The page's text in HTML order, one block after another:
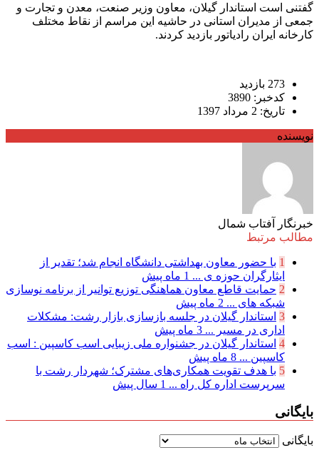
گفتنی است استاندار گیلان، معاون وزیر صنعت، معدن و تجارت و
جمعی از مدیران استانی در حاشیه این مراسم از نقاط مختلف
کارخانه ایران رادیاتور بازدید کردند.
273 بازدید
کدخبر: 3890
تاریخ: 2 مرداد 1397
نویسنده
خبرنگار آفتاب شمال
مطالب مرتبط
1 با حضور معاون بهداشتی دانشگاه انجام شد؛ تقدیر از
ایثارگران حوزه ی ... 1 ماه پیش
2 حمایت قاطع معاون هماهنگی توزیع توانیر از برنامه نوسازی
شبكه های ... 2 ماه پیش
3 استاندار گیلان در جلسه بازسازی بازار رشت: مشکلات
اداری در مسیر ... 3 ماه پیش
4 استاندار گیلان در جشنواره ملی زیبایی اسب کاسپین : اسب
کاسپین ... 8 ماه پیش
5 با هدف تقویت همکاری‌های مشترک؛ شهردار رشت با
سرپرست اداره کل راه ... 1 سال پیش
بایگانی
بایگانی